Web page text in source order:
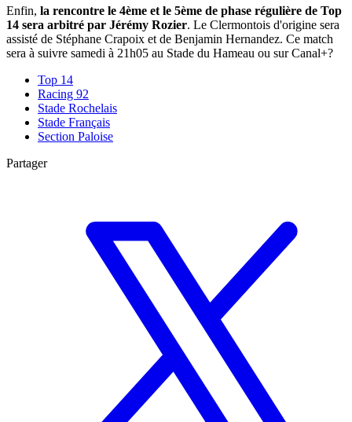
Enfin, la rencontre le 4ème et le 5ème de phase régulière de Top
14 sera arbitré par Jérémy Rozier. Le Clermontois d'origine sera
assisté de Stéphane Crapoix et de Benjamin Hernandez. Ce match
sera à suivre samedi à 21h05 au Stade du Hameau ou sur Canal+?
Top 14
Racing 92
Stade Rochelais
Stade Français
Section Paloise
Partager